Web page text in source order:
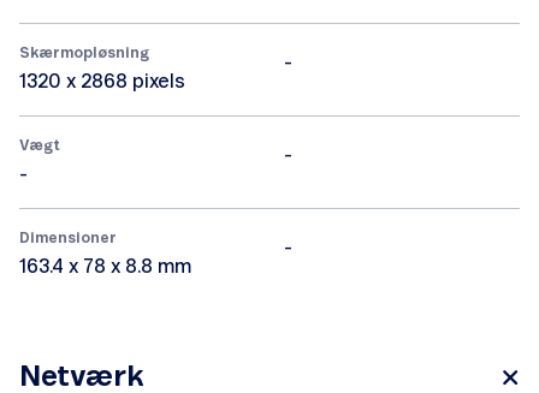
Skærmopløsning
1320 x 2868 pixels
-
Vægt
-
-
Dimensioner
163.4 x 78 x 8.8 mm
-
Netværk